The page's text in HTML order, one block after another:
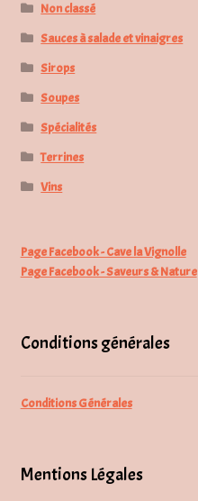
Non classé
Sauces à salade et vinaigres
Sirops
Soupes
Spécialités
Terrines
Vins
Page Facebook - Cave la Vignolle
Page Facebook - Saveurs & Nature
Conditions générales
Conditions Générales
Mentions Légales